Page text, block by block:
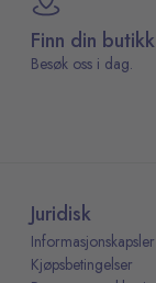
Finn din butikk
Besøk oss i dag.
Juridisk
Informasjonskapsler
Kjøpsbetingelser